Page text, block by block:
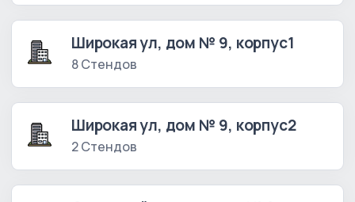
Широкая ул, дом № 9, корпус1
8 Стендов
Широкая ул, дом № 9, корпус2
2 Стендов